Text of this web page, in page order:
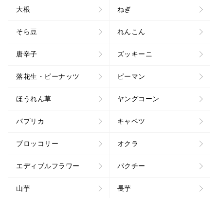
大根 ねぎ
そら豆 れんこん
唐辛子 ズッキーニ
落花生・ピーナッツ ピーマン
ほうれん草 ヤングコーン
パプリカ キャベツ
ブロッコリー オクラ
エディブルフラワー パクチー
山芋 長芋